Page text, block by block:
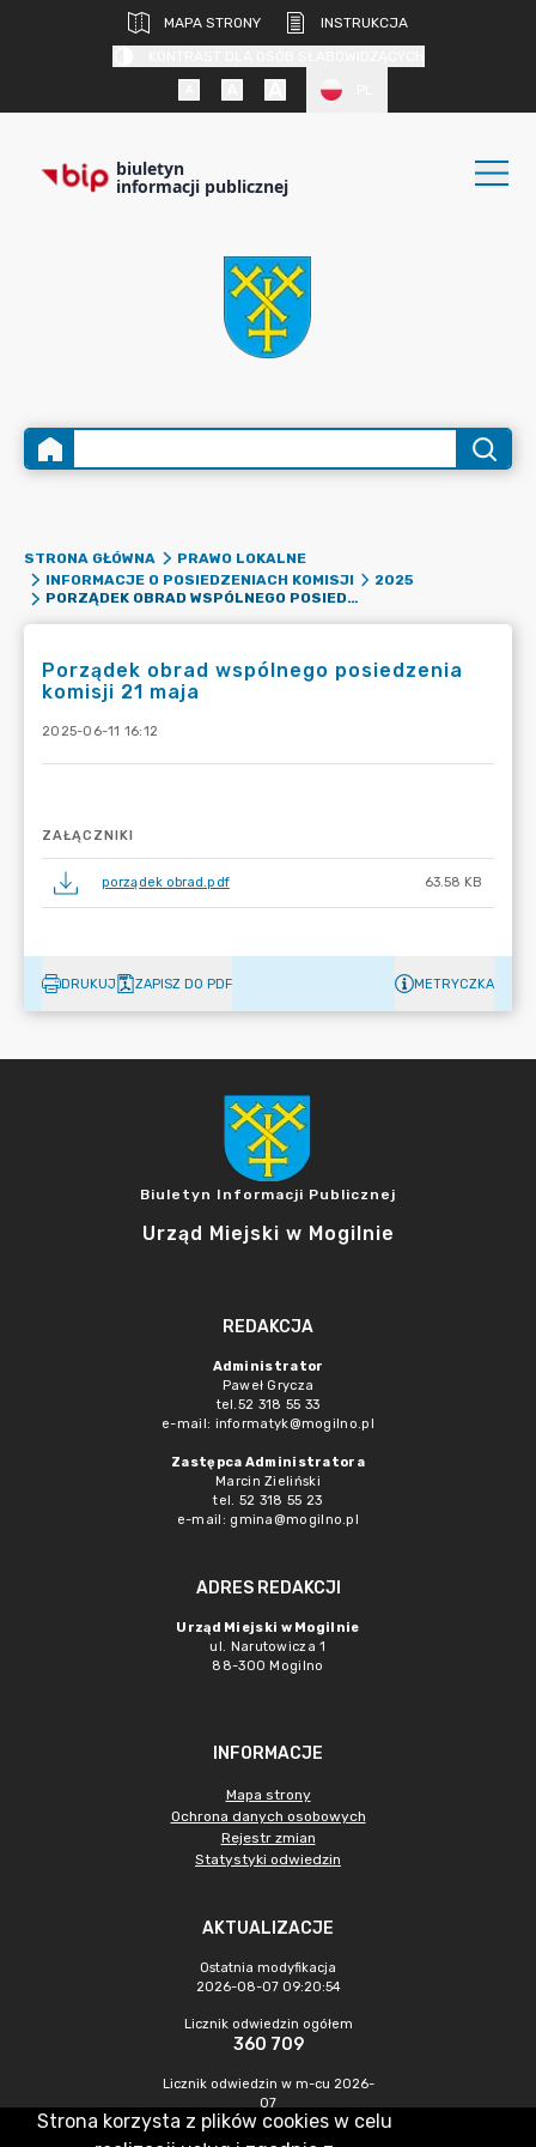
MAPA STRONY
INSTRUKCJA
biuletyn
informacji publicznej
STRONA GŁÓWNA
PRAWO LOKALNE
INFORMACJE O POSIEDZENIACH KOMISJI
2025
PORZĄDEK OBRAD WSPÓLNEGO POSIEDZENIA KOMISJI 21 MAJA
Porządek obrad wspólnego posiedzenia
komisji 21 maja
2025-06-11 16:12
ZAŁĄCZNIKI
porządek obrad.pdf 63.58 KB
DRUKUJ ZAPISZ DO PDF METRYCZKA
Biuletyn Informacji Publicznej
Urząd Miejski w Mogilnie
REDAKCJA
Administrator
Paweł Grycza
tel.52 318 55 33
e-mail: informatyk@mogilno.pl
Zastępca Administratora
Marcin Zieliński
tel. 52 318 55 23
e-mail: gmina@mogilno.pl
ADRES REDAKCJI
Urząd Miejski w Mogilnie
ul. Narutowicza 1
88-300 Mogilno
INFORMACJE
Mapa strony
Ochrona danych osobowych
Rejestr zmian
Statystyki odwiedzin
AKTUALIZACJE
Ostatnia modyfikacja
2026-08-07 09:20:54
Licznik odwiedzin ogółem
360 709
Licznik odwiedzin w m-cu 2026-
07
1 354
Strona korzysta z plików cookies w celu